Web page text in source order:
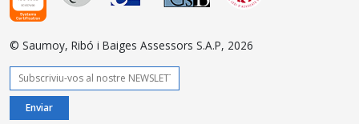
© Saumoy, Ribó i Baiges Assessors S.A.P, 2026